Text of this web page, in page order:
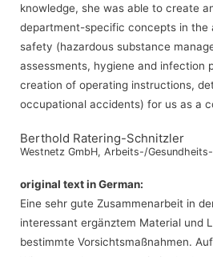
knowledge, she was able to create
department-specific concepts in the
safety (hazardous substance
assessments, hygiene and infection
creation of operating instructions,
occupational accidents) for us as a
Berthold Ratering-Schnitzler
Westnetz GmbH, Arbeits-/
original text in German:
Eine sehr gute Zusammenarbeit in
interessant ergänztem Material und
bestimmte Vorsichtsmaßnahmen.